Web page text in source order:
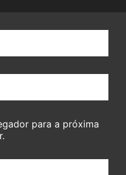
para a próxima